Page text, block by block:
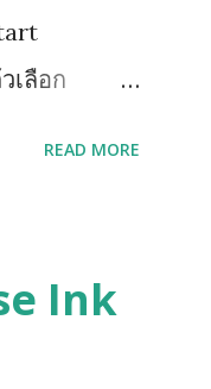
เลือก
READ MORE
Ink